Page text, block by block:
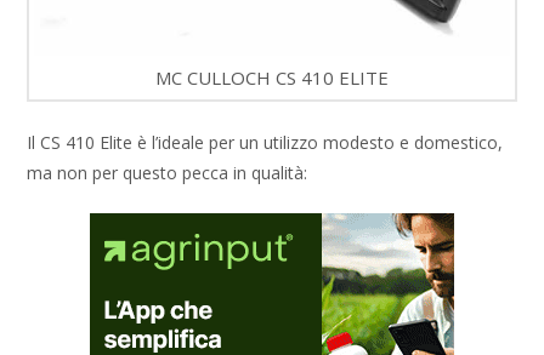
MC CULLOCH CS 410 ELITE
Il CS 410 Elite è l’ideale per un utilizzo modesto e domestico,
ma non per questo pecca in qualità: